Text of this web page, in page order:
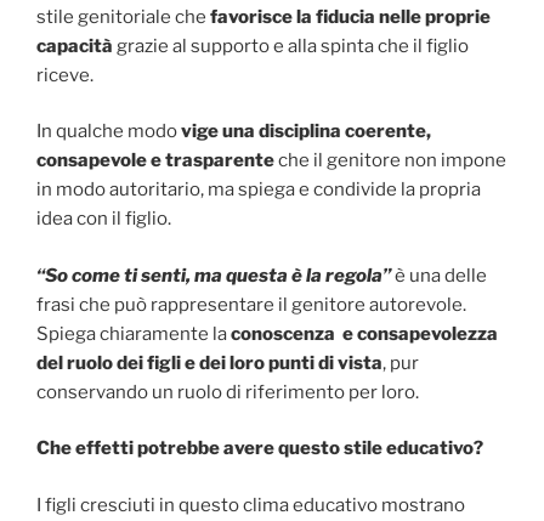
stile genitoriale che favorisce la fiducia nelle proprie
capacità grazie al supporto e alla spinta che il figlio
riceve.
In qualche modovige una disciplina coerente,
consapevole e trasparenteche il genitore non impone
in modo autoritario, ma spiega e condivide la propria
idea con il figlio.
“So come ti senti, ma questa è la regola”è una delle
frasi che può rappresentare il genitore autorevole.
Spiega chiaramente laconoscenza e consapevolezza
del ruolo dei figli e dei loro punti di vista, pur
conservando un ruolo di riferimento per loro.
Che effetti potrebbe avere questo stile educativo?
I figli cresciuti in questo clima educativo mostrano